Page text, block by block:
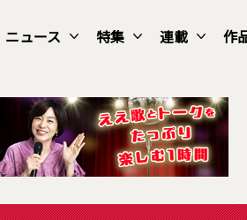
ニュース 特集 連載 作